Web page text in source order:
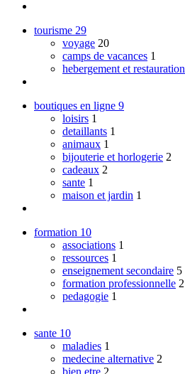
tourisme 29
voyage 20
camps de vacances 1
hebergement et restauration
boutiques en ligne 9
loisirs 1
detaillants 1
animaux 1
bijouterie et horlogerie 2
cadeaux 2
sante 1
maison et jardin 1
formation 10
associations 1
ressources 1
enseignement secondaire 5
formation professionnelle 2
pedagogie 1
sante 10
maladies 1
medecine alternative 2
bien etre 2